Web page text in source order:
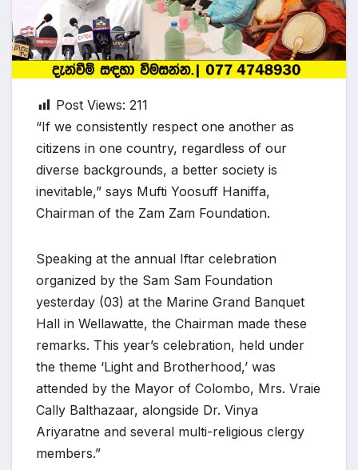
Post Views: 211
“If we consistently respect one another as
citizens in one country, regardless of our
diverse backgrounds, a better society is
inevitable,” says Mufti Yoosuff Haniffa,
Chairman of the Zam Zam Foundation.
Speaking at the annual Iftar celebration
organized by the Sam Sam Foundation
yesterday (03) at the Marine Grand Banquet
Hall in Wellawatte, the Chairman made these
remarks. This year’s celebration, held under
the theme ‘Light and Brotherhood,’ was
attended by the Mayor of Colombo, Mrs. Vraie
Cally Balthazaar, alongside Dr. Vinya
Ariyaratne and several multi-religious clergy
members.”